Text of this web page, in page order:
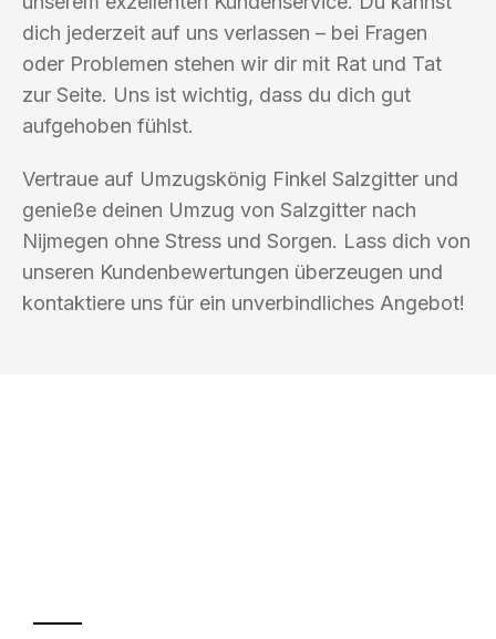
dich jederzeit auf uns verlassen – bei Fragen
oder Problemen stehen wir dir mit Rat und Tat
zur Seite. Uns ist wichtig, dass du dich gut
aufgehoben fühlst.
Vertraue auf Umzugskönig Finkel Salzgitter und
genieße deinen Umzug von Salzgitter nach
Nijmegen ohne Stress und Sorgen. Lass dich von
unseren Kundenbewertungen überzeugen und
kontaktiere uns für ein unverbindliches Angebot!